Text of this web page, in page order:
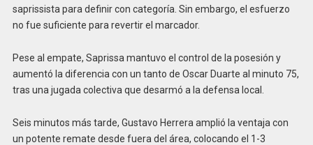
saprissista para definir con categoría. Sin embargo, el esfuerzo
no fue suficiente para revertir el marcador.
Pese al empate, Saprissa mantuvo el control de la posesión y
aumentó la diferencia con un tanto de Oscar Duarte al minuto 75,
tras una jugada colectiva que desarmó a la defensa local.
Seis minutos más tarde, Gustavo Herrera amplió la ventaja con
un potente remate desde fuera del área, colocando el 1-3